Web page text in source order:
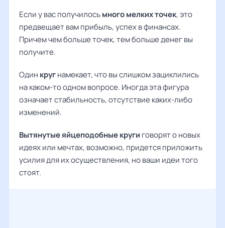
Если у вас получилосьмного мелких точек, это
предвещает вам прибыль, успех в финансах.
Причем чем больше точек, тем больше денег вы
получите.
Один кругнамекает, что вы слишком зациклились
на каком-то одном вопросе. Иногда эта фигура
означает стабильность, отсутствие каких-либо
изменений.
Вытянутые яйцеподобные круги говорят о новых
идеях или мечтах, возможно, придется приложить
усилия для их осуществления, но ваши идеи того
стоят.